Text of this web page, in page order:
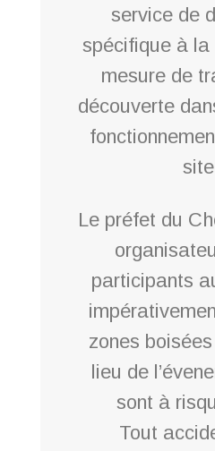
service de
spécifique à la
mesure de
découverte
Le préfet du
participants
zones
lieu de
sont à
Tout